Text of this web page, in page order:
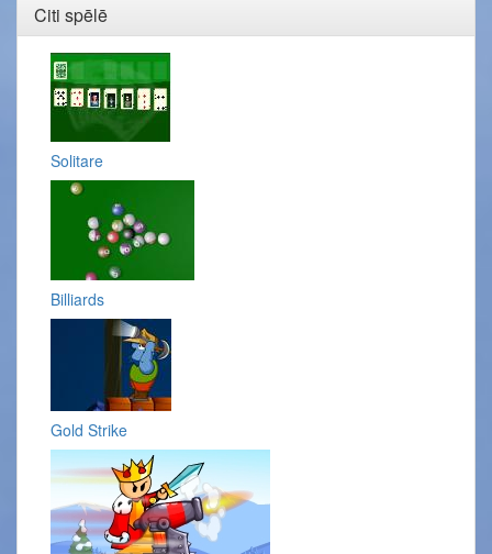
Citi spēlē
Solitare
Billiards
Gold Strike